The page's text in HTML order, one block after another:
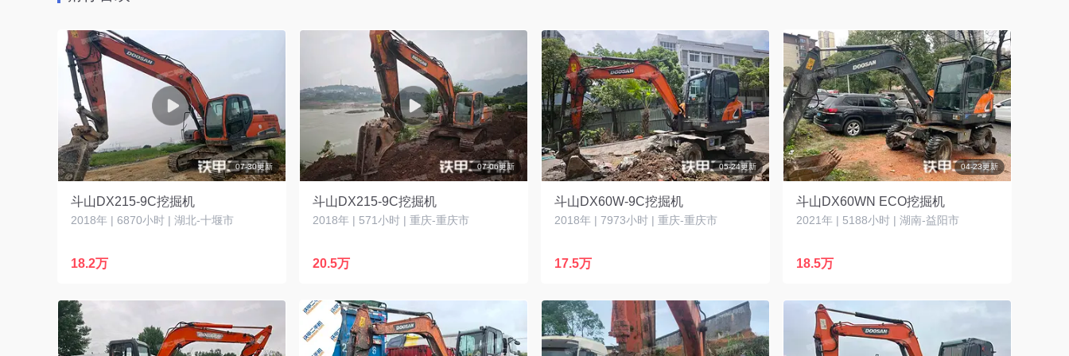
07-30更新
斗山DX215-9C挖掘机
2018年 | 6870小时 | 湖北-十堰市
18.2万
07-06更新
斗山DX215-9C挖掘机
2018年 | 571小时 | 重庆-重庆市
20.5万
05-24更新
斗山DX60W-9C挖掘机
2018年 | 7973小时 | 重庆-重庆市
17.5万
04-23更新
斗山DX60WN ECO挖掘机
2021年 | 5188小时 | 湖南-益阳市
18.5万